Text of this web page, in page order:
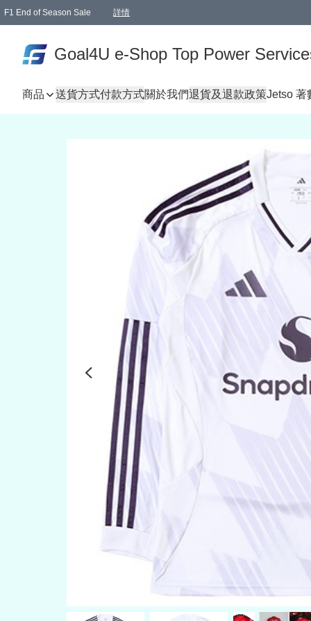
F1 End of Season Sale 詳情
Goal4U e-Shop Top Power
商品 送貨方式付款方式關於我們退貨及退款政策Jetso 著